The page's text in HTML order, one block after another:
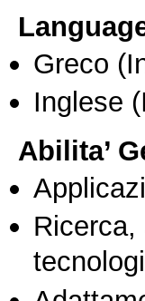
Greco
Inglese
Abilita’
Ricerca,